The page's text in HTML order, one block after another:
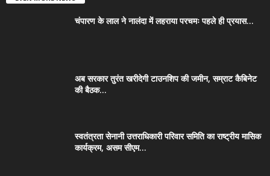
चंपारण के लाल ने नालंदा में लहराया परचमः पहले ही प्रयास...
अब सरकार तुरंत खरीदेगी टाउनशिप की जमीन, सम्राट कैबिनेट
की बैठक...
स्वतंत्रता सेनानी उत्तराधिकारी परिवार समिति का राष्ट्रीय मासिक
कार्यक्रम, असम सीएम...